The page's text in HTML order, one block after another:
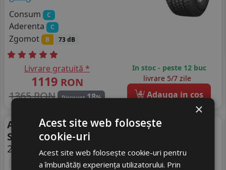
Consum
C
Aderenta C
Zgomot B 73 dB
Livrare gratuită *
1119 RON
1365 RON
Discount18%
In stoc - peste 12 buc
livrare 5/7 zile
4 Adauga in cos
Anvelope vara Pirelli
Scorpion Zero All Season
255/65 R19 114V
DOT 25
FR
LR
Regatul Unit
×
Acest site web folosește
cookie-uri
Acest site web folosește cookie-uri pentru
a îmbunătăți experiența utilizatorului. Prin